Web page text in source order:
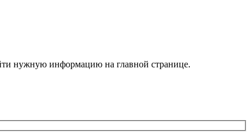
нужную информацию на главной странице.